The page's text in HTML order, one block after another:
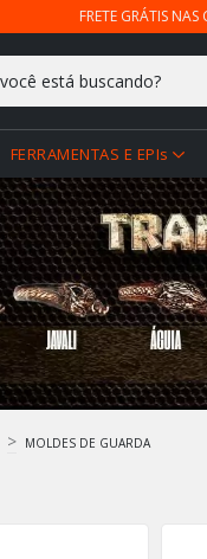
FRETE GRÁTIS
FERRAMENTAS E EPIs
> MOLDES DE GUARDA